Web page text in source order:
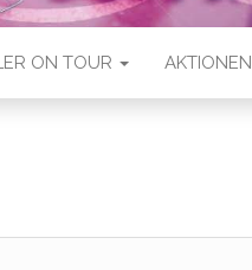
ON TOUR AKTIONEN